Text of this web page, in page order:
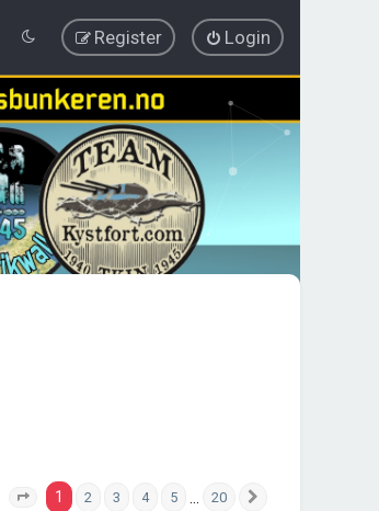
Login
Register
Page 1 of
1 2 3 4 5 20